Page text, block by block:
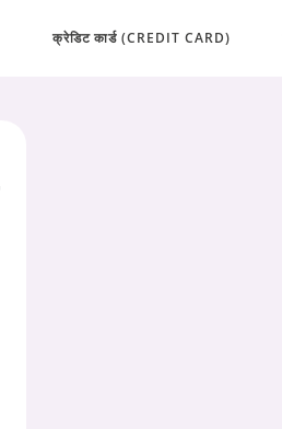
क्रेडिट कार्ड (CREDIT CARD)